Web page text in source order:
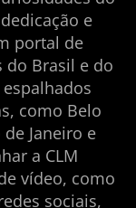
e
portal de
do Brasil e do
como Belo
Janeiro e
a CLM
vídeo, como
sociais,